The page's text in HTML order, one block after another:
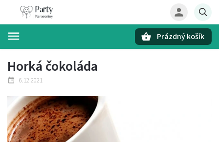
Prázdný košík
Horká čokoláda
6.12.2021